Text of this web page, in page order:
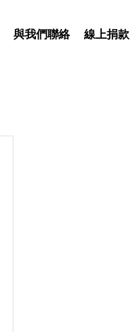
與我們聯絡 線上捐款